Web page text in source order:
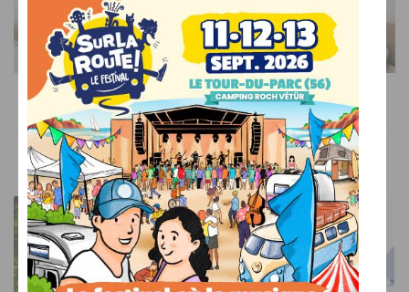
AFFICHER L'ARTICLE
AILLEURS SUR LE WEB